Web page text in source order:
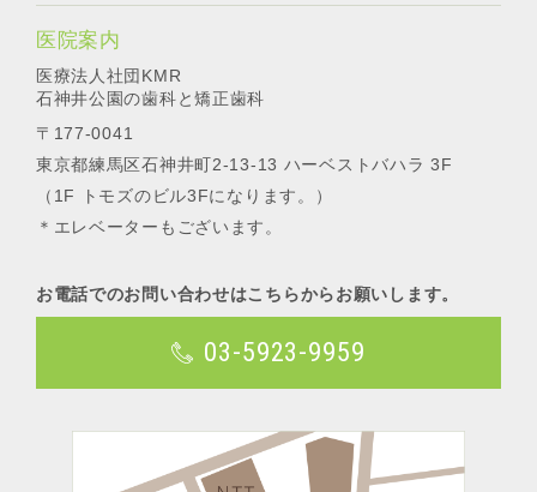
医院案内
医療法人社団KMR
石神井公園の歯科と矯正歯科
〒177-0041
東京都練馬区石神井町2-13-13 ハーベストバハラ 3F
（1F トモズのビル3Fになります。）
＊エレベーターもございます。
お電話でのお問い合わせはこちらからお願いします。
03-5923-9959